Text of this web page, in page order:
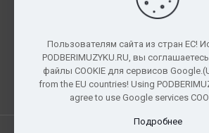
г. Москва, Московская область,
федеральный округ, РФ, Россия
Пользователям сайта из стран ЕС!
PODBERIMUZYKU.RU, вы
файлы COOKIE для сервисов
from the EU countries! Using
agree to use Google services
Подробнее